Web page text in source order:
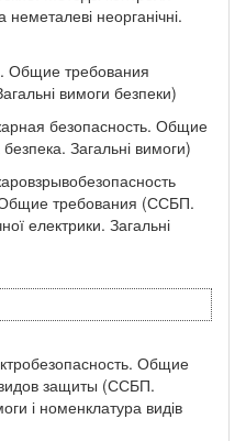
неорганічні.
требования
вимоги безпеки)
безопасность. Общие
Загальні вимоги)
Общие требования (ССБП.
електрики. Загальні
Общие
защиты (ССБП.
і номенклатура видів